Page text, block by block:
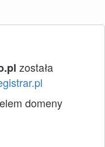
została
domeny